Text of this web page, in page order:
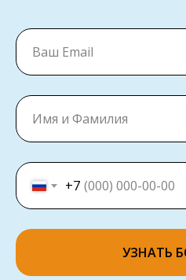
+7
УЗНАТЬ